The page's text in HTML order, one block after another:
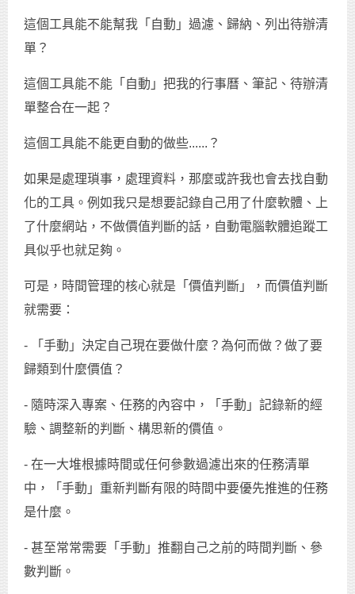
這個工具能不能幫我「自動」過濾、歸納、列出待辦清
單？
這個工具能不能「自動」把我的行事曆、筆記、待辦清
單整合在一起？
這個工具能不能更自動的做些......？
如果是處理瑣事，處理資料，那麼或許我也會去找自動
化的工具。例如我只是想要記錄自己用了什麼軟體、上
了什麼網站，不做價值判斷的話，自動電腦軟體追蹤工
具似乎也就足夠。
可是，時間管理的核心就是「價值判斷」，而價值判斷
就需要：
- 「手動」決定自己現在要做什麼？為何而做？做了要
歸類到什麼價值？
- 隨時深入專案、任務的內容中，「手動」記錄新的經
驗、調整新的判斷、構思新的價值。
- 在一大堆根據時間或任何參數過濾出來的任務清單
中，「手動」重新判斷有限的時間中要優先推進的任務
是什麼。
- 甚至常常需要「手動」推翻自己之前的時間判斷、參
數判斷。